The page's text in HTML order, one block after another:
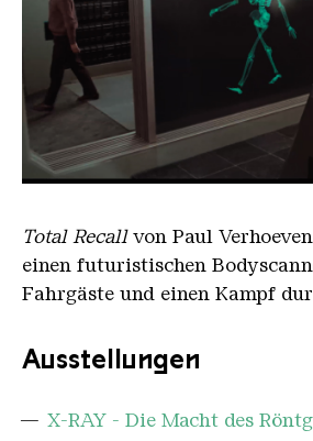
TotalRecall
Copyright: © 1988
Total Recall von Paul
einen futuristischen
Fahrgäste und einen Kampf
Ausstellungen
X-RAY - Die Macht des